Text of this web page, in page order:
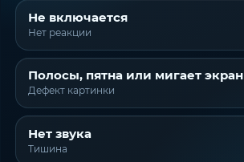
Не включается
Нет реакции
Полосы, пятна или мигает экран
Дефект картинки
Нет звука
Тишина